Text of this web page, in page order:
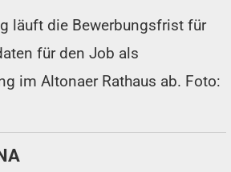
läuft die Bewerbungsfrist für
für den Job als
im Altonaer Rathaus ab. Foto: